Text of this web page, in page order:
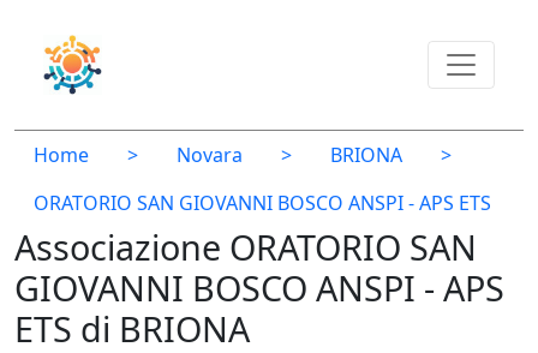
Home > Novara > BRIONA
>
ORATORIO SAN GIOVANNI BOSCO ANSPI - APS ETS
Associazione ORATORIO SAN
GIOVANNI BOSCO ANSPI - APS
ETS di BRIONA